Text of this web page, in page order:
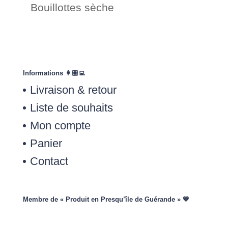
Bouillottes sèche
Informations 👩🏽‍💻
Livraison & retour
Liste de souhaits
Mon compte
Panier
Contact
Membre de « Produit en Presqu’île de Guérande » 💙